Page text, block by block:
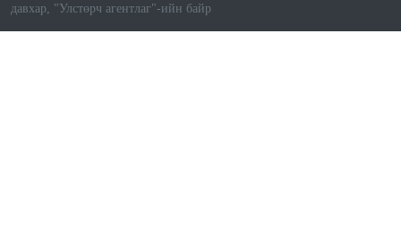
давхар, "Улстөрч агентлаг"-ийн байр